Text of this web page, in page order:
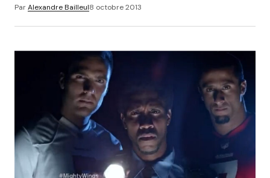
ParAlexandre Bailleul8 octobre 2013